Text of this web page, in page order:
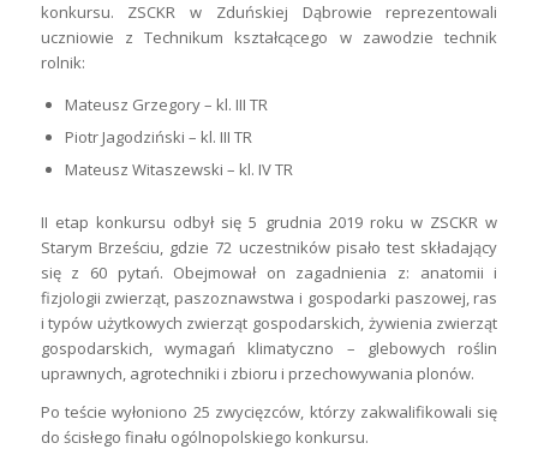
konkursu. ZSCKR w Zduńskiej Dąbrowie reprezentowali
uczniowie z Technikum kształcącego w zawodzie technik
rolnik:
Mateusz Grzegory – kl. III TR
Piotr Jagodziński – kl. III TR
Mateusz Witaszewski – kl. IV TR
II etap konkursu odbył się 5 grudnia 2019 roku w ZSCKR w
Starym Brześciu, gdzie 72 uczestników pisało test składający
się z 60 pytań. Obejmował on zagadnienia z: anatomii i
fizjologii zwierząt, paszoznawstwa i gospodarki paszowej, ras
i typów użytkowych zwierząt gospodarskich, żywienia zwierząt
gospodarskich, wymagań klimatyczno – glebowych roślin
uprawnych, agrotechniki i zbioru i przechowywania plonów.
Po teście wyłoniono 25 zwycięzców, którzy zakwalifikowali się
do ścisłego finału ogólnopolskiego konkursu.